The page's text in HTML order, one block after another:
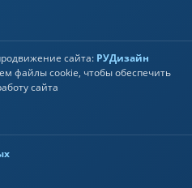
сайта: РУДизайн
файлы cookie, чтобы обеспечить
сайта